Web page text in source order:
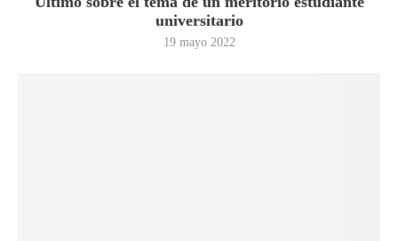
universitario
19 mayo 2022